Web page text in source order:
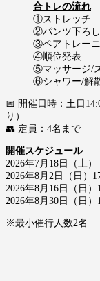
合トレの流れ
①ストレッチ
②パンツ下ろ
③ペアトレーニ
④順位発表
⑤マッサージ/
⑥シャワー/解
📅 開催日時：土日
り）
👥 定員：4名まで
開催スケジュール
2026年7月18日（土
2026年8月2日（日）
2026年8月16日（日
2026年8月30日（日
※最小催行人数2名